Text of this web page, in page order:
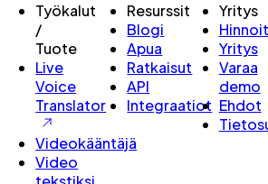
Työkalut
/
Tuote
Live
Voice
Translator
Videokääntäjä
Video
Resurssit
Blogi
Apua
Ratkaisut
API
Integraatiot
Yritys
Yritys
Varaa
demo
Ehdot